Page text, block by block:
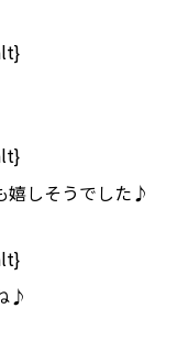
嬉しそうでした♪
♪